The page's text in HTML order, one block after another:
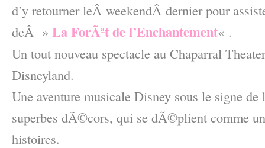
d’y retourner leÂ weekendÂ dernier pour
deÂ » La ForÃªt de l’Enchantement« .
Un tout nouveau spectacle au Chaparral
Disneyland.
Une aventure musicale Disney sous le signe de
superbes dÃ©cors, qui se dÃ©plient comme
histoires.